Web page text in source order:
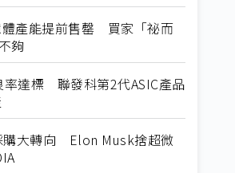
產能提前售罄 買家「祕而
夠
率達標 聯發科第2代ASIC產品
購大轉向 Elon Musk捨超微